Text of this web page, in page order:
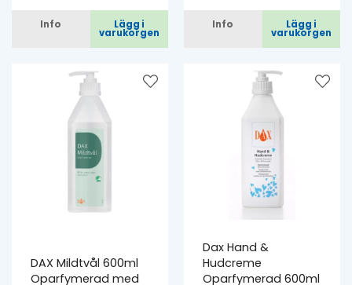
Info Lägg i
varukorgen
Info Lägg i
varukorgen
DAX Mildtvål 600ml
Oparfymerad med
Dax Hand &
Hudcreme
Oparfymerad 600ml